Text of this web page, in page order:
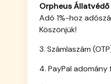
Orpheus
Adó 1%-hoz
Köszönjük!
3. Számlaszám
4. PayPal